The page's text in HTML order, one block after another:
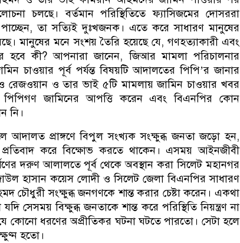
চলছে। বর্তমান পরিস্থিতিতে ফ্যাসিজমের দোসররা
তা সত্যিই দুঃখজনক। এতে করে সাধারণ মানুষের
মানুষের মনে সংশয় তৈরি হয়েছে যে, গণহত্যাকারী এবং
হবে কী? আপনারা জানেন, জিআর মামলা পরিচালনার
চাওয়ার পূর্ব পর্যন্ত বিষয়টি আদালতের পিপি’র জানার
ও তার ভাই ৫টি মামলায় জামিন চাওয়ার খবর
জামিনের আপত্তি করেন এবং বিএনপির কোন
নি।
আদালত প্রাঙ্গণে বিপুল সংখ্যক সংক্ষুব্ধ জনতা জড়ো হন,
প্রতিবাদ করে বিক্ষোভ করতে থাকেন। এসময় আইনজীবী
দরুণ আলালতে পূর্ব থেকে অবস্থান করা সিলেট মহানগর
হাসান কয়েস লোদী ও সিলেট জেলা বিএনপির সাধারণ
সংক্ষুব্ধ জনগণকে শান্ত করার চেষ্টা করেন। একথা
সেসময় বিক্ষুব্ধ জনতাকে শান্ত করে পরিস্থিতি নিয়ন্ত্রণ না
কোনো ধরণের অপ্রীতিকর ঘটনা ঘটতে পারতো। সেটা হলে
হতো।